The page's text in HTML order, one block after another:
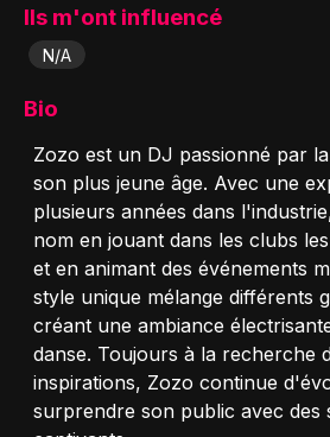
Ils m'ont influencé
N/A
Bio
Zozo est un DJ passionné par
son plus jeune âge. Avec une
plusieurs années dans
nom en jouant dans les clubs
et en animant des événements
style unique mélange différents
créant une ambiance
danse. Toujours à la recherche
inspirations, Zozo continue
surprendre son public avec des